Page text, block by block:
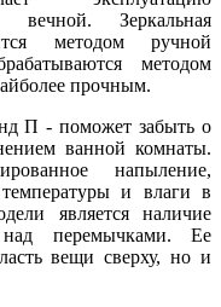
вечной. Зеркальная
методом ручной
методом
прочным.
П - поможет забыть о
ванной комнаты.
напыление,
и влаги в
является наличие
перемычками. Ее
вещи сверху, но и